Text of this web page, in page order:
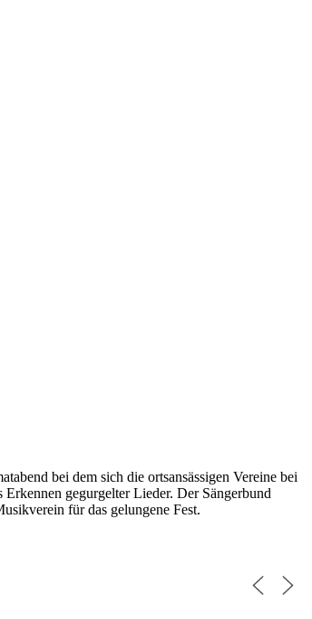
bei dem sich die ortsansässigen Vereine bei
gegurgelter Lieder. Der Sängerbund
für das gelungene Fest.